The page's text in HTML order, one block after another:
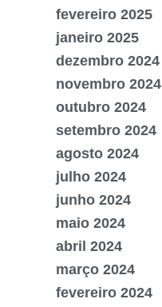
fevereiro 2025
janeiro 2025
dezembro 2024
novembro 2024
outubro 2024
setembro 2024
agosto 2024
julho 2024
junho 2024
maio 2024
abril 2024
março 2024
fevereiro 2024